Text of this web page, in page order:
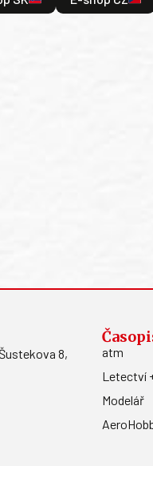
8,
atm
Letectví
Modelář